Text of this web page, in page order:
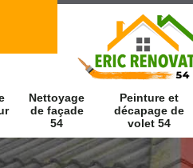
Nettoyage
de façade
54
Peinture et
décapage de
volet 54